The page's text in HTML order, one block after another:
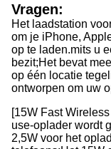
Vragen:
Het laadstation
om je iPhone,
op te laden.mits u
bezit;Het bevat
op één locatie
ontworpen om uw
[15W Fast
use-oplader wordt
2,5W voor het